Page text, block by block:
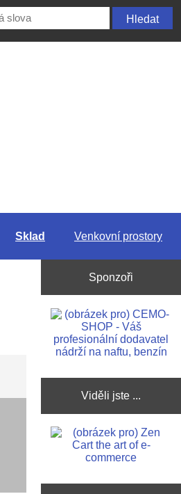
Sklad Venkovní prostory
Sponzoři
Viděli jste ...